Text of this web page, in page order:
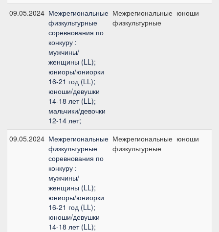
09.05.2024 Межрегиональные
физкультурные
соревнования по
конкуру :
мужчины/
женщины (LL);
юниоры/юниорки
16-21 год (LL);
юноши/девушки
14-18 лет (LL);
мальчики/девочки
12-14 лет;
Межрегиональные
физкультурные
юноши
09.05.2024 Межрегиональные
физкультурные
соревнования по
конкуру :
мужчины/
женщины (LL);
юниоры/юниорки
16-21 год (LL);
юноши/девушки
14-18 лет (LL);
Межрегиональные
физкультурные
юноши